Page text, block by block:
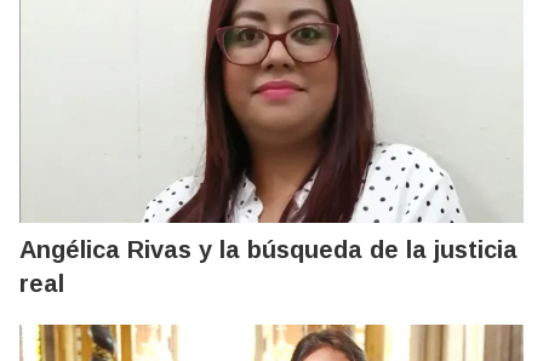
Angélica Rivas y la búsqueda de la justicia
real